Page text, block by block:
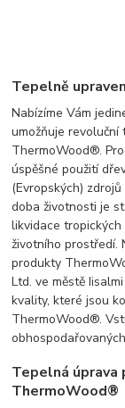
Tepelně
Nabízíme Vám
umožňuje
ThermoWood®.
úspěšné použití
(Evropských)
doba životnosti je
likvidace
životního prostředí.
produkty
Ltd. ve městě
kvality, které jsou
ThermoWood®.
Tepelná úprava
ThermoWood®